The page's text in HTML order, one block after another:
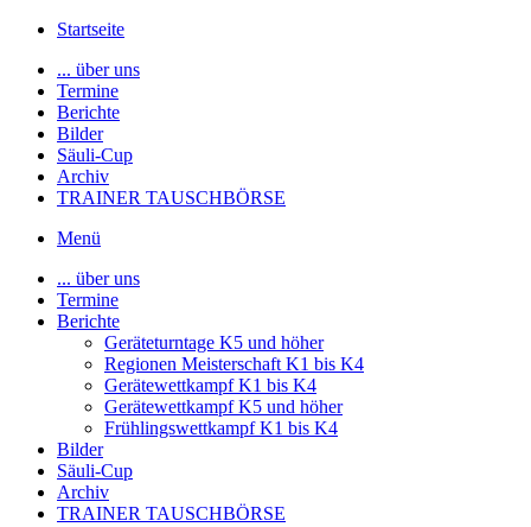
Startseite
... über uns
Termine
Berichte
Bilder
Säuli-Cup
Archiv
TRAINER TAUSCHBÖRSE
Menü
... über uns
Termine
Berichte
Geräteturntage K5 und höher
Regionen Meisterschaft K1 bis K4
Gerätewettkampf K1 bis K4
Gerätewettkampf K5 und höher
Frühlingswettkampf K1 bis K4
Bilder
Säuli-Cup
Archiv
TRAINER TAUSCHBÖRSE